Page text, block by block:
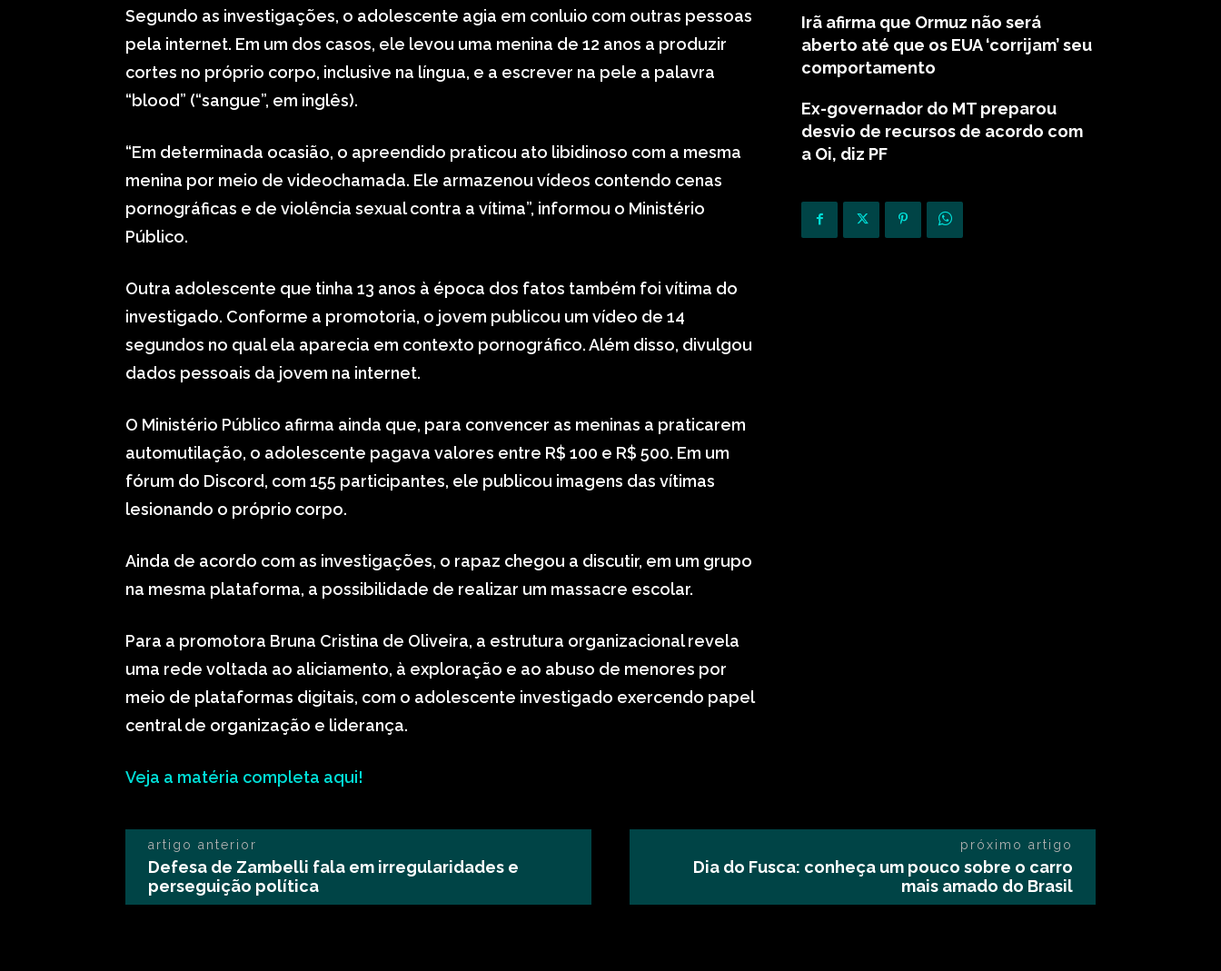
Segundo as investigações, o adolescente agia em conluio com outras pessoas
pela internet. Em um dos casos, ele levou uma menina de 12 anos a produzir
cortes no próprio corpo, inclusive na língua, e a escrever na pele a palavra
“blood” (“sangue”, em inglês).
“Em determinada ocasião, o apreendido praticou ato libidinoso com a mesma
menina por meio de videochamada. Ele armazenou vídeos contendo cenas
pornográficas e de violência sexual contra a vítima”, informou o Ministério
Público.
Outra adolescente que tinha 13 anos à época dos fatos também foi vítima do
investigado. Conforme a promotoria, o jovem publicou um vídeo de 14
segundos no qual ela aparecia em contexto pornográfico. Além disso, divulgou
dados pessoais da jovem na internet.
O Ministério Público afirma ainda que, para convencer as meninas a praticarem
automutilação, o adolescente pagava valores entre R$ 100 e R$ 500. Em um
fórum do Discord, com 155 participantes, ele publicou imagens das vítimas
lesionando o próprio corpo.
Ainda de acordo com as investigações, o rapaz chegou a discutir, em um grupo
na mesma plataforma, a possibilidade de realizar um massacre escolar.
Para a promotora Bruna Cristina de Oliveira, a estrutura organizacional revela
uma rede voltada ao aliciamento, à exploração e ao abuso de menores por
meio de plataformas digitais, com o adolescente investigado exercendo papel
central de organização e liderança.
Veja a matéria completa aqui!
Irã afirma que Ormuz não será
aberto até que os EUA ‘corrijam’ seu
comportamento
Ex-governador do MT preparou
desvio de recursos de acordo com
a Oi, diz PF
artigo anterior
Defesa de Zambelli fala em irregularidades e
perseguição política
próximo artigo
Dia do Fusca: conheça um pouco sobre o carro
mais amado do Brasil